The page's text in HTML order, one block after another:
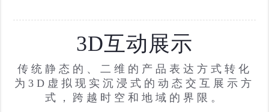
3D互动展示
传统静态的、二维的产品表达方式转化
为3D虚拟现实沉浸式的动态交互展示方
式，跨越时空和地域的界限。